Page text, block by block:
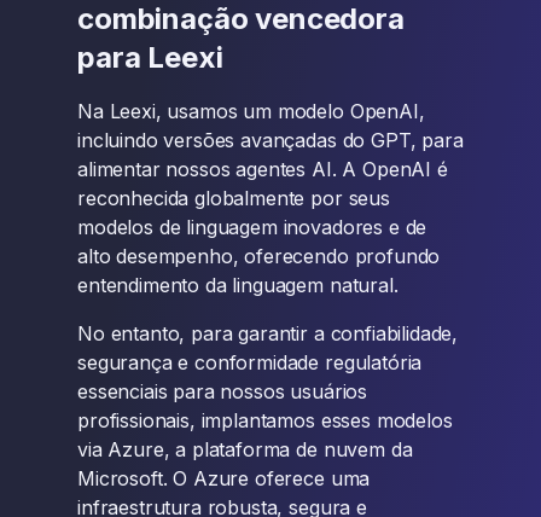
combinação vencedora
para Leexi
Na Leexi, usamos um modelo OpenAI,
incluindo versões avançadas do GPT, para
alimentar nossos agentes AI. A OpenAI é
reconhecida globalmente por seus
modelos de linguagem inovadores e de
alto desempenho, oferecendo profundo
entendimento da linguagem natural.
No entanto, para garantir a confiabilidade,
segurança e conformidade regulatória
essenciais para nossos usuários
profissionais, implantamos esses modelos
via Azure, a plataforma de nuvem da
Microsoft. O Azure oferece uma
infraestrutura robusta, segura e